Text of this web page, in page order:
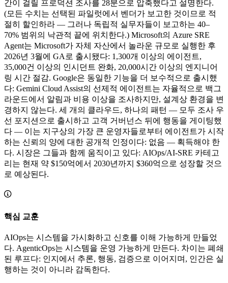
간이 걸릴 프로덕션 조사를 28분으로 압축했다고 설명한다.
(모든 수치는 선택된 파일럿에서 벤더가 보고한 것이므로 적
절히 할인하라 — 그러나 독립적 실무자들이 보고하는 40–
70% 범위의 낙관적 끝에 위치한다.) Microsoft의 Azure SRE
Agent는 Microsoft가 자체 자산에서 놀라운 규모로 실행한 후
2026년 3월에 GA로 출시됐다: 1,300개 이상의 에이전트,
35,000건 이상의 인시던트 완화, 20,000시간 이상의 엔지니어
링 시간 절감. Google은 동일한 기능을 더 보수적으로 출시했
다: Gemini Cloud Assist의 선제적 에이전트는 자율적으로 백그
라운드에서 알림과 비용 이상을 조사하지만, 설계상 환경을 변
경하지 않는다. 세 개의 클라우드, 하나의 패턴 — 모두 조사 우
선 포지션으로 출시하고 고객 거버넌스 뒤에 행동을 게이팅했
다 — 이는 지구상의 가장 큰 운영자들로부터 에이전트가 시작
하는 신뢰의 양에 대한 공개적 인정이다: 없음 — 획득해야 한
다. 시장은 그들과 함께 움직이고 있다: AIOps/AI-SRE 카테고
리는 현재 약 $150억에서 2030년까지 $360억으로 성장할 것으
로 예상된다.
핵심 교훈
AIOps는 시스템을 가시화하고 신호를 이해 가능하게 만들었
다. AgenticOps는 시스템을 운영 가능하게 만든다. 차이는 폐쇄
된 루프다: 인지에서 추론, 행동, 검증으로 이어지며, 인간은 실
행하는 것이 아니라 감독한다.